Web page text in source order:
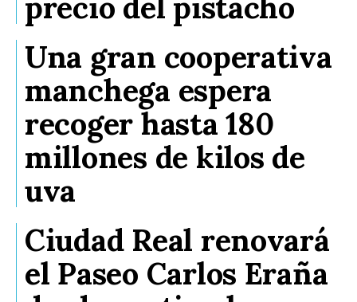
Una gran cooperativa
manchega espera
recoger hasta 180
millones de kilos de
uva
Ciudad Real renovará
el Paseo Carlos Eraña